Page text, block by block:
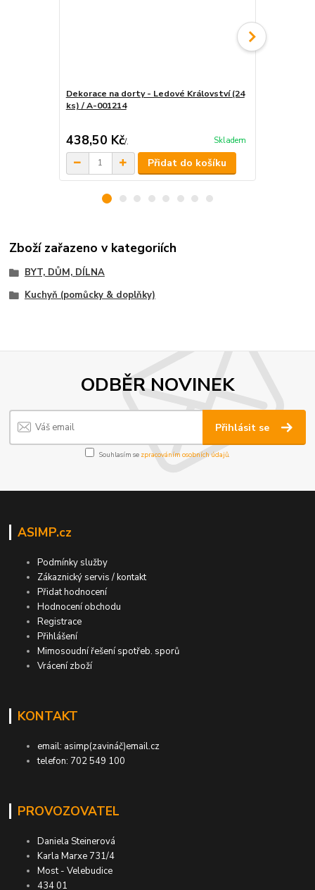
Dekorace na dorty - Ledové Království (24
ks) / A-001214
438,50 Kč/. Skladem
Přidat do košíku
Zboží zařazeno v kategoriích
BYT, DŮM, DÍLNA
Kuchyň (pomůcky & doplňky)
ODBĚR NOVINEK
Přihlásit se
Souhlasím se zpracováním osobních údajů.
ASIMP.cz
Podmínky služby
Zákaznický servis / kontakt
Přidat hodnocení
Hodnocení obchodu
Registrace
Přihlášení
Mimosoudní řešení spotřeb. sporů
Vrácení zboží
KONTAKT
email: asimp(zavináč)email.cz
telefon: 702 549 100
PROVOZOVATEL
Daniela Steinerová
Karla Marxe 731/4
Most - Velebudice
434 01